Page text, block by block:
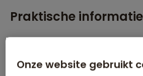
Praktische informatie
Onze website gebruikt